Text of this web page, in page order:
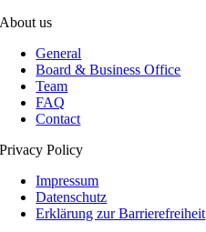
About us
General
Board & Business Office
Team
FAQ
Contact
Privacy Policy
Impressum
Datenschutz
Erklärung zur Barrierefreiheit